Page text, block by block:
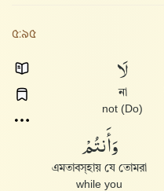
৫:৯৫
لَا
না
(Do) not
وَأَنتُمْ
এমতাবস্হায় যে তোমরা
while you